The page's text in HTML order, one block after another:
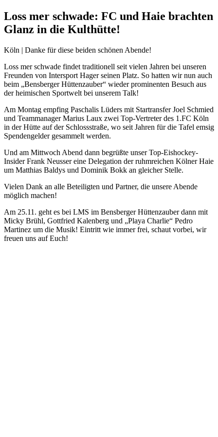
Loss mer schwade: FC und Haie brachten
Glanz in die Kulthütte!
Köln | Danke für diese beiden schönen Abende!
Loss mer schwade findet traditionell seit vielen Jahren bei unseren
Freunden von Intersport Hager seinen Platz. So hatten wir nun auch
beim „Bensberger Hüttenzauber“ wieder prominenten Besuch aus
der heimischen Sportwelt bei unserem Talk!
Am Montag empfing Paschalis Lüders mit Startransfer Joel Schmied
und Teammanager Marius Laux zwei Top-Vertreter des 1.FC Köln
in der Hütte auf der Schlossstraße, wo seit Jahren für die Tafel emsig
Spendengelder gesammelt werden.
Und am Mittwoch Abend dann begrüßte unser Top-Eishockey-
Insider Frank Neusser eine Delegation der ruhmreichen Kölner Haie
um Matthias Baldys und Dominik Bokk an gleicher Stelle.
Vielen Dank an alle Beteiligten und Partner, die unsere Abende
möglich machen!
Am 25.11. geht es bei LMS im Bensberger Hüttenzauber dann mit
Micky Brühl, Gottfried Kalenberg und „Playa Charlie“ Pedro
Martinez um die Musik! Eintritt wie immer frei, schaut vorbei, wir
freuen uns auf Euch!